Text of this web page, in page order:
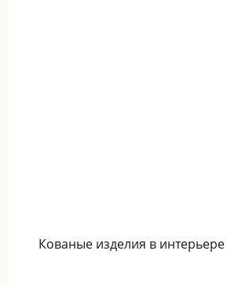
Кованые изделия в интерьере